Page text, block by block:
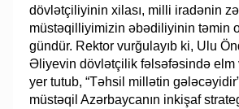
dövlətçiliyinin xilası, milli iradənin
müstəqilliyimizin əbədiliyinin təmin
gündür. Rektor vurğulayıb ki, Ulu
Əliyevin dövlətçilik fəlsəfəsində elm
yer tutub, “Təhsil millətin
müstəqil Azərbaycanın inkişaf